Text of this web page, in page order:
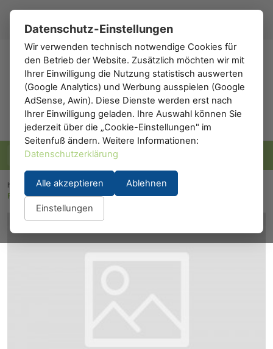
h0 .de
h0.eu Modelleisenbahn / Lokomotiven / Dampflokomotiven
Fleischmann 408678: Dampflokomotive BR 86, DRG
Datenschutz-Einstellungen
Wir verwenden technisch notwendige Cookies für
den Betrieb der Website. Zusätzlich möchten wir mit
Ihrer Einwilligung die Nutzung statistisch auswerten
(Google Analytics) und Werbung ausspielen (Google
AdSense, Awin). Diese Dienste werden erst nach
Ihrer Einwilligung geladen. Ihre Auswahl können Sie
jederzeit über die „Cookie-Einstellungen" im
Seitenfuß ändern. Weitere Informationen:
Datenschutzerklärung
Alle akzeptieren Ablehnen
Einstellungen